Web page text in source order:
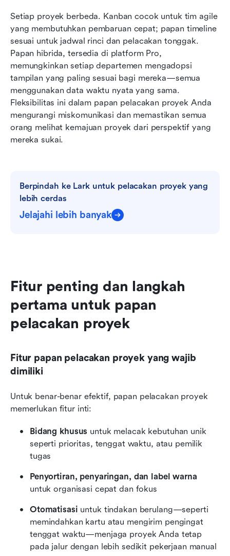
Setiap proyek berbeda. Kanban cocok untuk tim agile
yang membutuhkan pembaruan cepat; papan timeline
sesuai untuk jadwal rinci dan pelacakan tonggak.
Papan hibrida, tersedia di platform Pro,
memungkinkan setiap departemen mengadopsi
tampilan yang paling sesuai bagi mereka—semua
menggunakan data waktu nyata yang sama.
Fleksibilitas ini dalam papan pelacakan proyek Anda
mengurangi miskomunikasi dan memastikan semua
orang melihat kemajuan proyek dari perspektif yang
mereka sukai.
Berpindah ke Lark untuk pelacakan proyek yang
lebih cerdas
Jelajahi lebih banyak
Fitur penting dan langkah
pertama untuk papan
pelacakan proyek
Fitur papan pelacakan proyek yang wajib
dimiliki
Untuk benar-benar efektif, papan pelacakan proyek
memerlukan fitur inti:
Bidang khusus untuk melacak kebutuhan unik
seperti prioritas, tenggat waktu, atau pemilik
tugas
Penyortiran, penyaringan, dan label warna
untuk organisasi cepat dan fokus
Otomatisasi untuk tindakan berulang—seperti
memindahkan kartu atau mengirim pengingat
tenggat waktu—menjaga proyek Anda tetap
pada jalur dengan lebih sedikit pekerjaan manual